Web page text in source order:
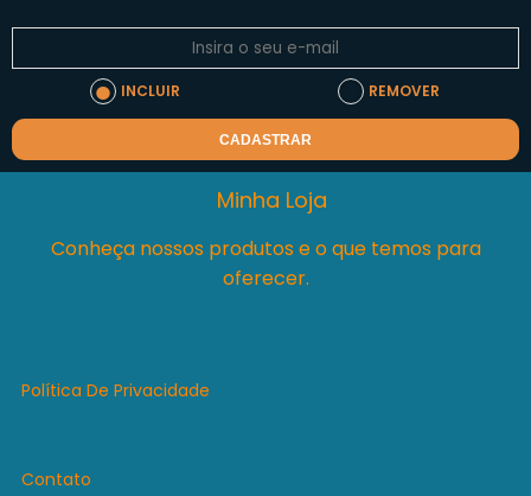
INCLUIR REMOVER
CADASTRAR
Minha Loja
Conheça nossos produtos e o que temos para
oferecer.
Política De Privacidade
Contato